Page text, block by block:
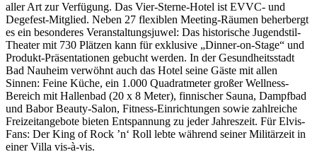
aller Art zur Verfügung. Das Vier-Sterne-Hotel ist EVVC- und
Degefest-Mitglied. Neben 27 flexi­blen Meeting-Räumen beherbergt
es ein besonderes Veranstaltungsjuwel: Das historische Ju­gendstil-
Theater mit 730 Plätzen kann für exklusive „Dinner-on-Stage“ und
Produkt-Präsen­tationen gebucht werden. In der Gesundheitsstadt
Bad Nauheim verwöhnt auch das Hotel seine Gäste mit allen
Sinnen: Feine Küche, ein 1.000 Quadratmeter großer Wellness-
Bereich mit Hallenbad (20 x 8 Meter), finnischer Sauna, Dampfbad
und Babor Beauty-Salon, Fitness-Einrichtungen sowie zahlreiche
Freizeitangebote bieten Entspannung zu jeder Jahreszeit. Für Elvis-
Fans: Der King of Rock ’n‘ Roll lebte während seiner Militärzeit in
einer Villa vis-à-vis.